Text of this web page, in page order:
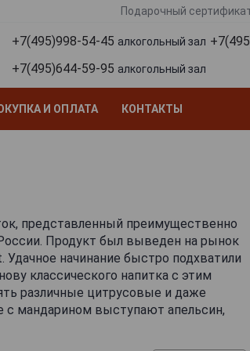
Подарочный
+7(495)998-54-45 алкогольный зал
+7(495)644-59-95 алкогольный зал
И ОПЛАТА КОНТАКТЫ
представленный преимущественно
Продукт был выведен на рынок
начинание быстро подхватили
классического напитка с этим
различные цитрусовые и даже
с мандарином выступают апельсин,
миндаль.